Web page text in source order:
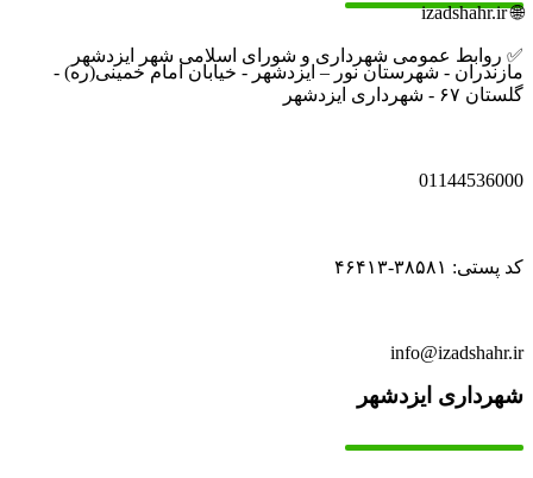
🌐 izadshahr.ir
✅ روابط عمومی شهرداری و شورای اسلامی شهر ایزدشهر
مازندران - شهرستان نور – ایزدشهر - خیابان امام خمینی(ره) -
گلستان ۶۷ - شهرداری ایزدشهر
01144536000
کد پستی: ۳۸۵۸۱-۴۶۴۱۳
info@izadshahr.ir
شهرداری ایزدشهر